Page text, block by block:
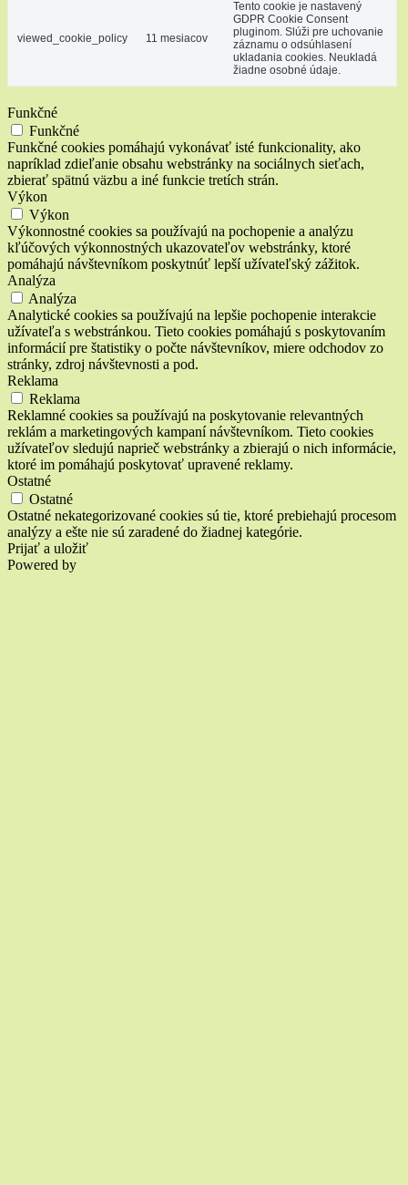
viewed_cookie_policy 11 mesiacov
Tento cookie je nastavený
GDPR Cookie Consent
pluginom. Slúži pre uchovanie
záznamu o odsúhlasení
ukladania cookies. Neukladá
žiadne osobné údaje.
Funkčné
Funkčné
Funkčné cookies pomáhajú vykonávať isté funkcionality, ako
napríklad zdieľanie obsahu webstránky na sociálnych sieťach,
zbierať spätnú väzbu a iné funkcie tretích strán.
Výkon
Výkon
Výkonnostné cookies sa používajú na pochopenie a analýzu
kľúčových výkonnostných ukazovateľov webstránky, ktoré
pomáhajú návštevníkom poskytnúť lepší užívateľský zážitok.
Analýza
Analýza
Analytické cookies sa používajú na lepšie pochopenie interakcie
užívateľa s webstránkou. Tieto cookies pomáhajú s poskytovaním
informácií pre štatistiky o počte návštevníkov, miere odchodov zo
stránky, zdroj návštevnosti a pod.
Reklama
Reklama
Reklamné cookies sa používajú na poskytovanie relevantných
reklám a marketingových kampaní návštevníkom. Tieto cookies
užívateľov sledujú naprieč webstránky a zbierajú o nich informácie,
ktoré im pomáhajú poskytovať upravené reklamy.
Ostatné
Ostatné
Ostatné nekategorizované cookies sú tie, ktoré prebiehajú procesom
analýzy a ešte nie sú zaradené do žiadnej kategórie.
Prijať a uložiť
Powered by